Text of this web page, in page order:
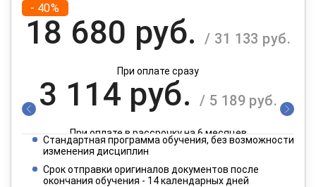
- 40%
18 680 руб. / 31 133 руб.
При оплате сразу
3 114 руб. / 5 189 руб.
При оплате в рассрочку на 6 месяцев
1 557 руб.
Стандартная программа обучения, без возможности
изменения дисциплин
Срок отправки оригиналов документов после
окончания обучения - 14 календарных дней